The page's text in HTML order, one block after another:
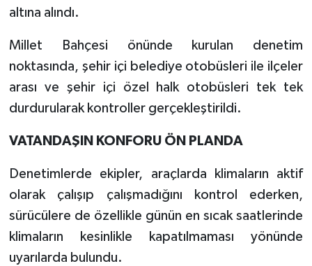
altına alındı.
Millet Bahçesi önünde kurulan denetim
noktasında, şehir içi belediye otobüsleri ile ilçeler
arası ve şehir içi özel halk otobüsleri tek tek
durdurularak kontroller gerçekleştirildi.
VATANDAŞIN KONFORU ÖN PLANDA
Denetimlerde ekipler, araçlarda klimaların aktif
olarak çalışıp çalışmadığını kontrol ederken,
sürücülere de özellikle günün en sıcak saatlerinde
klimaların kesinlikle kapatılmaması yönünde
uyarılarda bulundu.